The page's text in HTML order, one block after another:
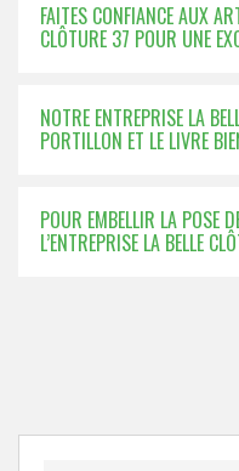
FAITES CONFIANCE AUX
CLÔTURE 37 POUR UNE
NOTRE ENTREPRISE LA
PORTILLON ET LE LIVRE
POUR EMBELLIR LA POSE
L’ENTREPRISE LA BELLE